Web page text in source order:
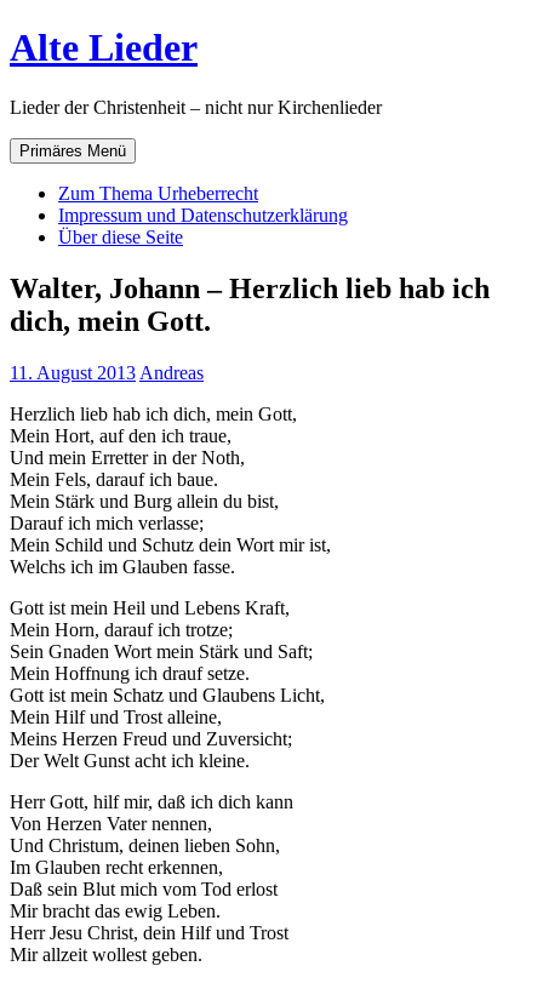
Zum
Inhalt
Alte Lieder
Lieder der Christenheit – nicht nur Kirchenlieder
Primäres Menü
Zum Thema Urheberrecht
Impressum und Datenschutzerklärung
Über diese Seite
Walter, Johann – Herzlich lieb hab ich
dich, mein Gott.
11. August 2013 Andreas
Herzlich lieb hab ich dich, mein Gott,
Mein Hort, auf den ich traue,
Und mein Erretter in der Noth,
Mein Fels, darauf ich baue.
Mein Stärk und Burg allein du bist,
Darauf ich mich verlasse;
Mein Schild und Schutz dein Wort mir ist,
Welchs ich im Glauben fasse.
Gott ist mein Heil und Lebens Kraft,
Mein Horn, darauf ich trotze;
Sein Gnaden Wort mein Stärk und Saft;
Mein Hoffnung ich drauf setze.
Gott ist mein Schatz und Glaubens Licht,
Mein Hilf und Trost alleine,
Meins Herzen Freud und Zuversicht;
Der Welt Gunst acht ich kleine.
Herr Gott, hilf mir, daß ich dich kann
Von Herzen Vater nennen,
Und Christum, deinen lieben Sohn,
Im Glauben recht erkennen,
Daß sein Blut mich vom Tod erlost
Mir bracht das ewig Leben.
Herr Jesu Christ, dein Hilf und Trost
Mir allzeit wollest geben.